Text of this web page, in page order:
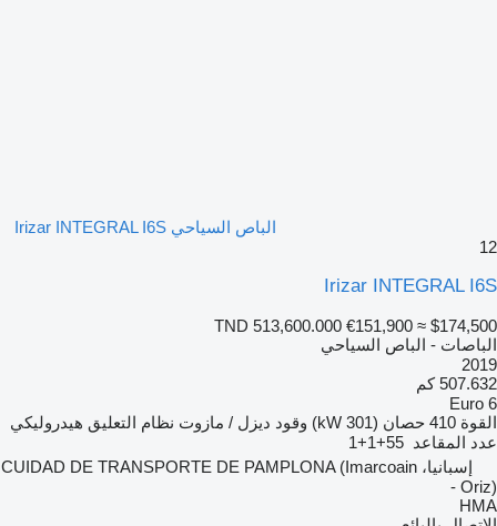
الباص السياحي Irizar INTEGRAL I6S
12
Irizar INTEGRAL I6S
TND 513,600.000 €151,900 ≈ $174,500
الباصات - الباص السياحي
2019
507.632 كم
Euro 6
القوة 410 حصان (301 kW) وقود ديزل / مازوت نظام التعليق هيدروليكي
عدد المقاعد 55+1+1
إسبانيا، CUIDAD DE TRANSPORTE DE PAMPLONA (Imarcoain
- Oriz)
HMA